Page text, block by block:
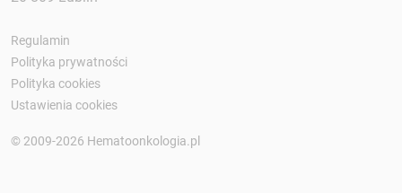
Regulamin
Polityka prywatności
Polityka cookies
Ustawienia cookies
© 2009-2026 Hematoonkologia.pl